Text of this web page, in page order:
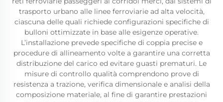
trasporto urbano alle linee ferroviarie ad alta velocità,
ciascuna delle quali richiede configurazioni specifiche di
bulloni ottimizzate in base alle esigenze operative.
L’installazione prevede specifiche di coppia precise e
procedure di allineamento volte a garantire una corretta
distribuzione del carico ed evitare guasti prematuri. Le
misure di controllo qualità comprendono prove di
resistenza a trazione, verifica dimensionale e analisi della
composizione materiale, al fine di garantire prestazioni